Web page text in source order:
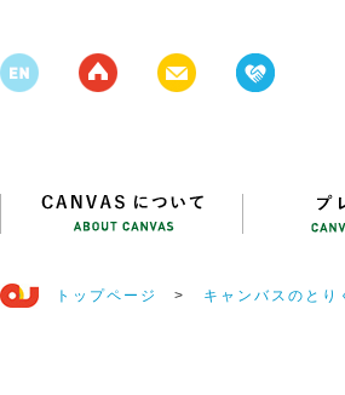
トップページ > キャンバスのとり